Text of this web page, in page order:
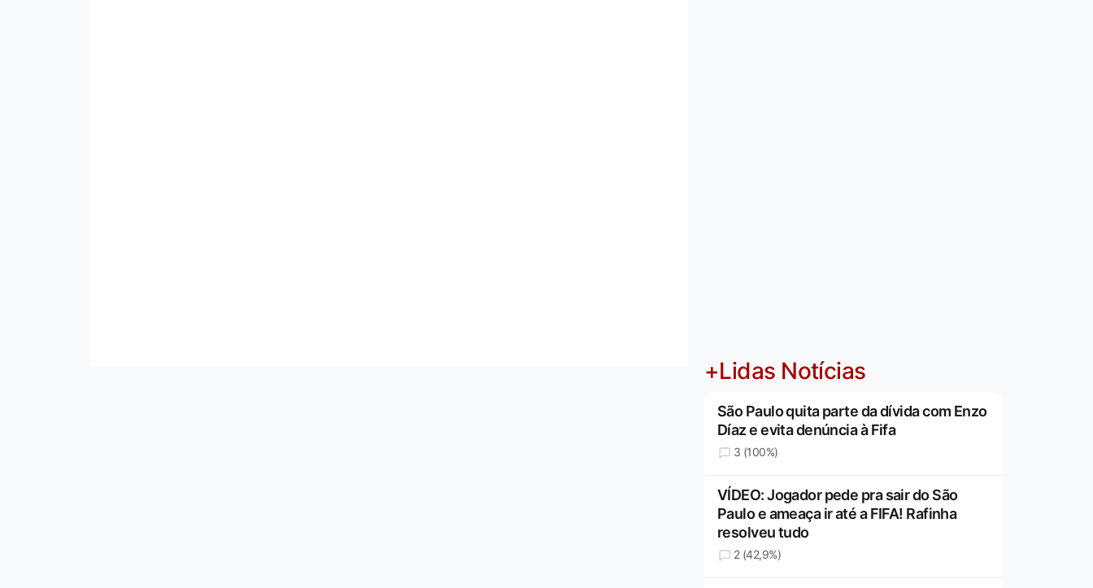
+Lidas Notícias
São Paulo quita parte da dívida com Enzo
Díaz e evita denúncia à Fifa
3 (100%)
VÍDEO: Jogador pede pra sair do São
Paulo e ameaça ir até a FIFA! Rafinha
resolveu tudo
2 (42,9%)